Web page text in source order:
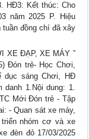
HĐ3: Kết thúc: Cho
năm 2025 P. Hiệu
đồng chí đã xây
XE ĐẠP, XE MÁY ”
Đón trẻ- Học Chơi,
dục sáng Chơi, HĐ
danh 1.Nội dung: 1.
Mới Đón trẻ - Tập
- Quan sát xe máy,
nhóm cơ và xe
đèn đỏ 17/03/2025